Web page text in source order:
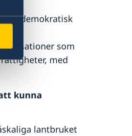
en demokratisk
som
med
kunna
lantbruket